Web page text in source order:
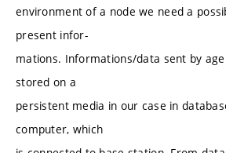
environment of a node we need a
present infor-
mations. Informations/data sent by
stored on a
persistent media in our case in
computer, which